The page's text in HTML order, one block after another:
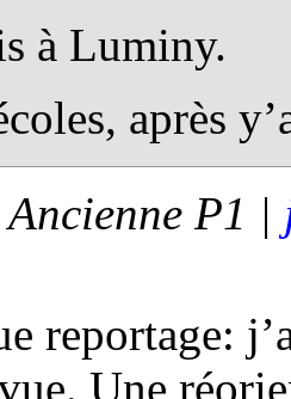
à Luminy.
après
Ancienne P1 |
reportage:
Une